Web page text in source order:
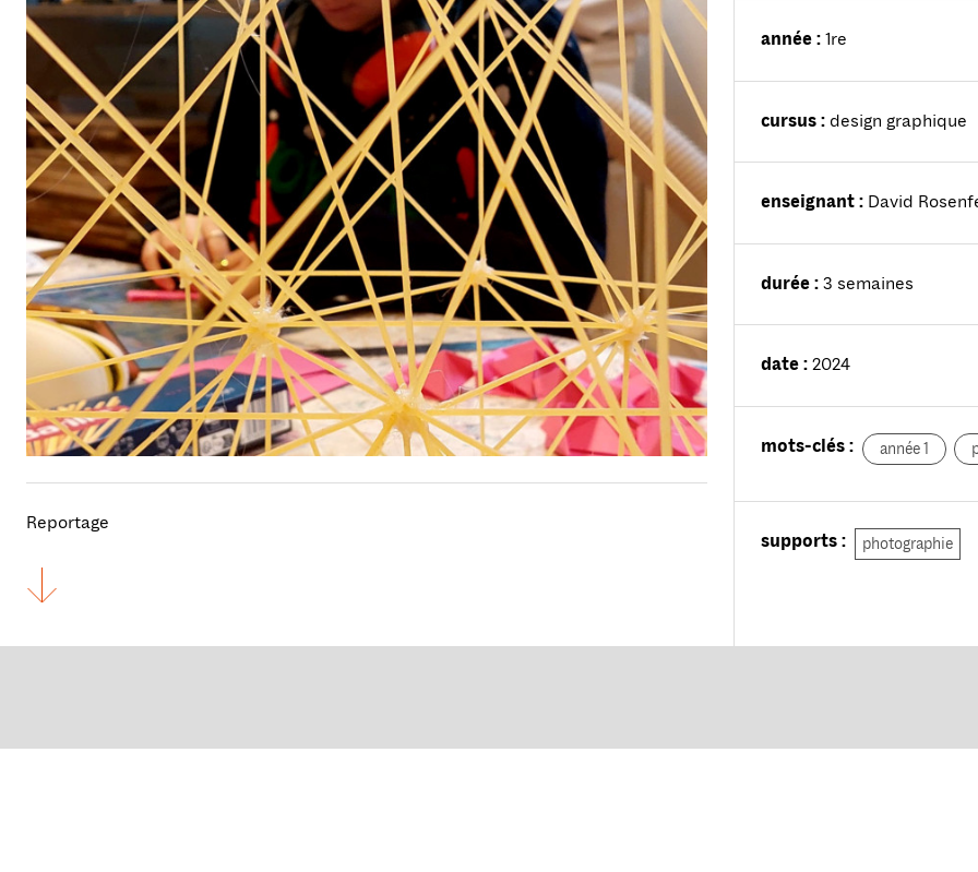
année : 1re
cursus : design graphique
enseignant : David
durée : 3 semaines
date : 2024
mots-clés : année 1
supports : photographie
Reportage